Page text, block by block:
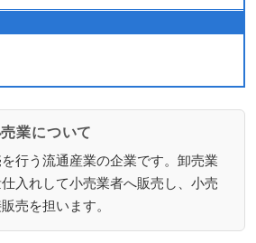
業について
行う流通産業の企業です。卸売業
入れして小売業者へ販売し、小売
売を担います。